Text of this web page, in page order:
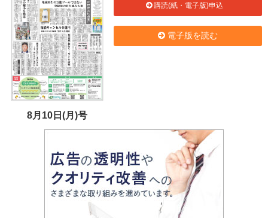
8月10日(月)号
購読(紙・電子版)申込
電子版を読む